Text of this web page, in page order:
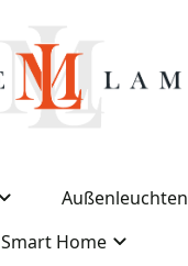
Außenleuchten
Smart Home